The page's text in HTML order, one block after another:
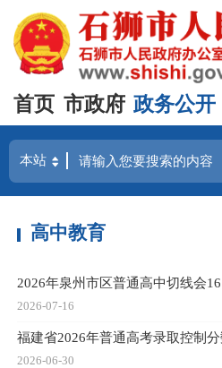
首页 市政府 政务公开
高中教育
2026年泉州市区普通高中切线会
2026-07-16
福建省2026年普通高考录取控制
2026-06-30